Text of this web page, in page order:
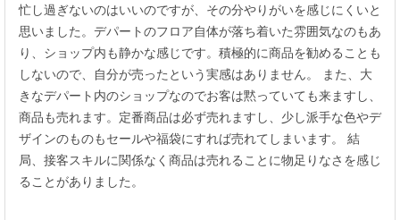
忙し過ぎないのはいいのですが、その分やりがいを感じにくいと
思いました。デパートのフロア自体が落ち着いた雰囲気なのもあ
り、ショップ内も静かな感じです。積極的に商品を勧めることも
しないので、自分が売ったという実感はありません。 また、大
きなデパート内のショップなのでお客は黙っていても来ますし、
商品も売れます。定番商品は必ず売れますし、少し派手な色やデ
ザインのものもセールや福袋にすれば売れてしまいます。 結
局、接客スキルに関係なく商品は売れることに物足りなさを感じ
ることがありました。